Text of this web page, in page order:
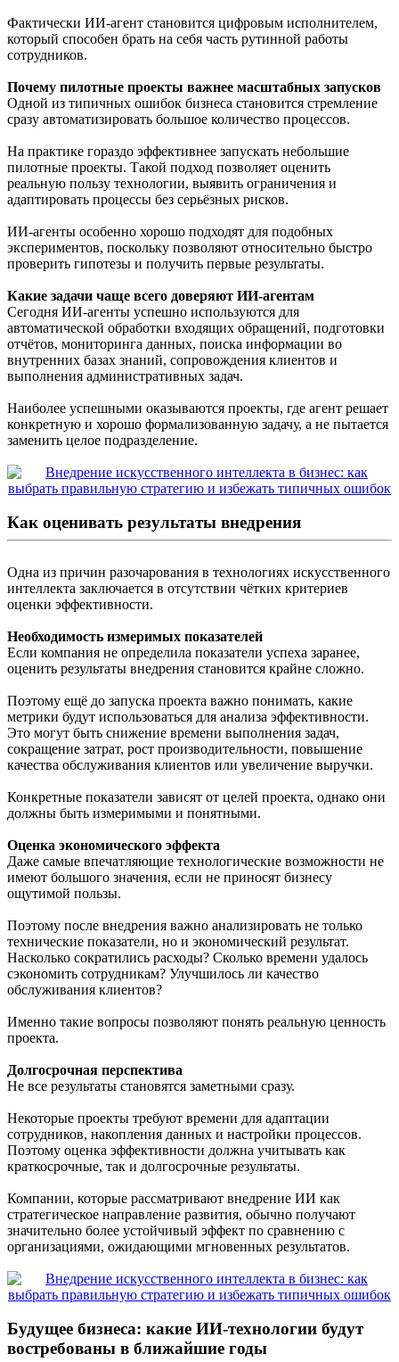
Фактически ИИ-агент становится цифровым исполнителем,
который способен брать на себя часть рутинной работы
сотрудников.
Почему пилотные проекты важнее масштабных запусков
Одной из типичных ошибок бизнеса становится стремление
сразу автоматизировать большое количество процессов.
На практике гораздо эффективнее запускать небольшие
пилотные проекты. Такой подход позволяет оценить
реальную пользу технологии, выявить ограничения и
адаптировать процессы без серьёзных рисков.
ИИ-агенты особенно хорошо подходят для подобных
экспериментов, поскольку позволяют относительно быстро
проверить гипотезы и получить первые результаты.
Какие задачи чаще всего доверяют ИИ-агентам
Сегодня ИИ-агенты успешно используются для
автоматической обработки входящих обращений, подготовки
отчётов, мониторинга данных, поиска информации во
внутренних базах знаний, сопровождения клиентов и
выполнения административных задач.
Наиболее успешными оказываются проекты, где агент решает
конкретную и хорошо формализованную задачу, а не пытается
заменить целое подразделение.
Как оценивать результаты внедрения
Одна из причин разочарования в технологиях искусственного
интеллекта заключается в отсутствии чётких критериев
оценки эффективности.
Необходимость измеримых показателей
Если компания не определила показатели успеха заранее,
оценить результаты внедрения становится крайне сложно.
Поэтому ещё до запуска проекта важно понимать, какие
метрики будут использоваться для анализа эффективности.
Это могут быть снижение времени выполнения задач,
сокращение затрат, рост производительности, повышение
качества обслуживания клиентов или увеличение выручки.
Конкретные показатели зависят от целей проекта, однако они
должны быть измеримыми и понятными.
Оценка экономического эффекта
Даже самые впечатляющие технологические возможности не
имеют большого значения, если не приносят бизнесу
ощутимой пользы.
Поэтому после внедрения важно анализировать не только
технические показатели, но и экономический результат.
Насколько сократились расходы? Сколько времени удалось
сэкономить сотрудникам? Улучшилось ли качество
обслуживания клиентов?
Именно такие вопросы позволяют понять реальную ценность
проекта.
Долгосрочная перспектива
Не все результаты становятся заметными сразу.
Некоторые проекты требуют времени для адаптации
сотрудников, накопления данных и настройки процессов.
Поэтому оценка эффективности должна учитывать как
краткосрочные, так и долгосрочные результаты.
Компании, которые рассматривают внедрение ИИ как
стратегическое направление развития, обычно получают
значительно более устойчивый эффект по сравнению с
организациями, ожидающими мгновенных результатов.
Будущее бизнеса: какие ИИ-технологии будут
востребованы в ближайшие годы